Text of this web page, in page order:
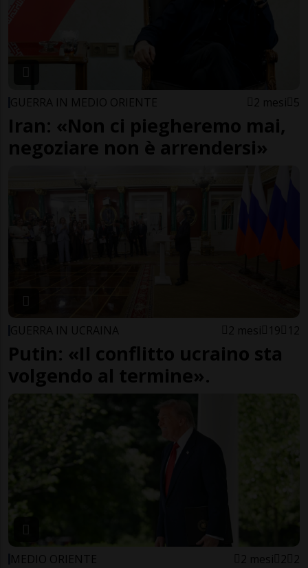
GUERRA IN MEDIO ORIENTE 2 mesi 5
Iran: «Non ci piegheremo mai,
negoziare non è arrendersi»
GUERRA IN UCRAINA 2 mesi 19 12
Putin: «Il conflitto ucraino sta
volgendo al termine».
MEDIO ORIENTE 2 mesi 2 2